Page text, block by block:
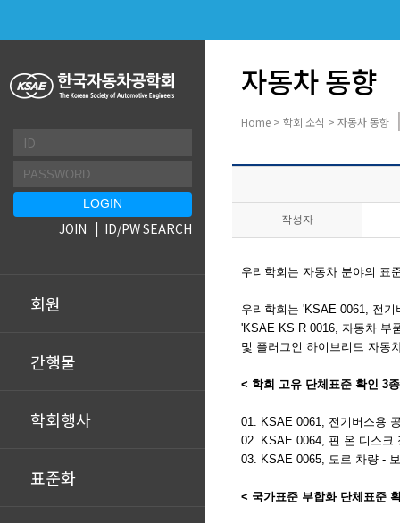
회원
간행물
학회행사
표준화
JOIN ID/PW SEARCH
자동차 동향
Home > 학회 소식 > 자동차 동향
작성자
우리학회는 자동차 분야의 표
우리학회는 'KSAE 0061, 전
'KSAE KS R 0016, 자동차 부
및 플러그인 하이브리드 자동
< 학회 고유 단체표준 확인 3
01. KSAE 0061, 전기버스용
02. KSAE 0064, 핀 온 디스크
03. KSAE 0065, 도로 차량 -
< 국가표준 부합화 단체표준